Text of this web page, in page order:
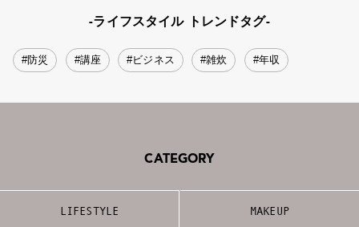
-ライフスタイル トレンドタグ-
#防災 #講座 #ビジネス #雑炊 #年収
CATEGORY
LIFESTYLE MAKEUP